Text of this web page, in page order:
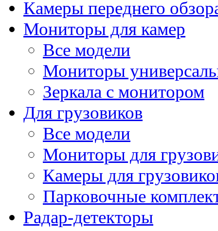
Камеры переднего
Мониторы для камер
Все модели
Мониторы
Зеркала с монитором
Для грузовиков
Все модели
Мониторы для
Камеры для
Парковочные
Радар-детекторы